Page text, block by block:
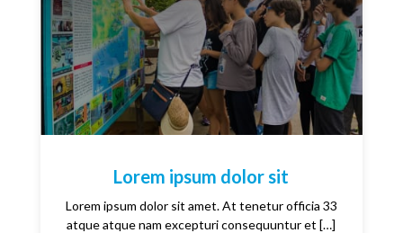
Lorem ipsum dolor sit
Lorem ipsum dolor sit amet. At tenetur officia 33
atque atque nam excepturi consequuntur et […]